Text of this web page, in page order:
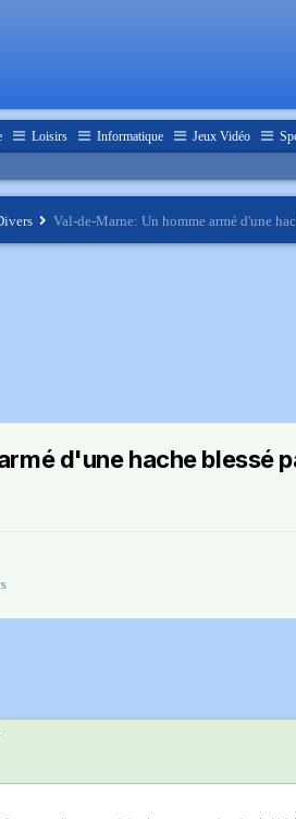
Loisirs Informatique Jeux Vidéo
Val-de-Marne: Un homme armé d'une
d'une hache blessé